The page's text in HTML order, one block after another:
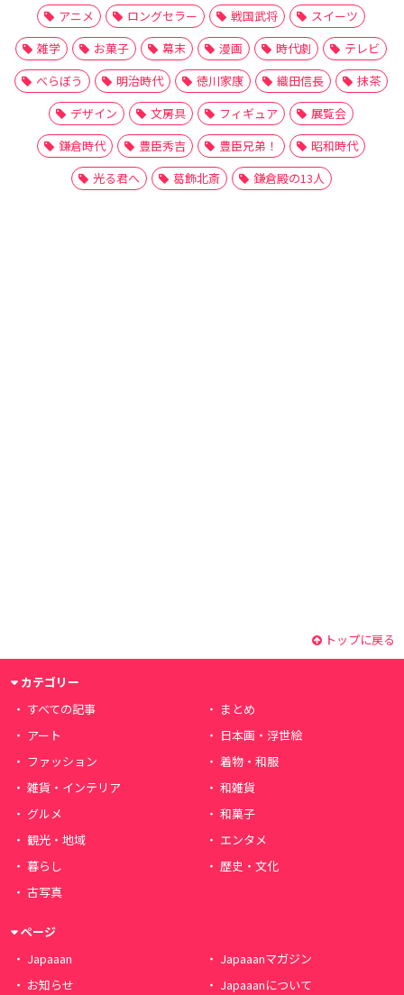
アニメ
ロングセラー 戦国武将
スイーツ
雑学
お菓子 幕末 漫画 時代劇
テレビ
べらぼう
明治時代 徳川家康 織田信長
抹茶
デザイン
文房具 フィギュア
展覧会
鎌倉時代
豊臣秀吉 豊臣兄弟！
昭和時代
光る君へ
葛飾北斎 鎌倉殿の13人
トップに戻る
カテゴリー
すべての記事
まとめ
アート
日本画・浮世絵
ファッション
着物・和服
雑貨・インテリア
和雑貨
グルメ
和菓子
観光・地域
エンタメ
暮らし
歴史・文化
古写真
ページ
Japaaan
Japaaanマガジン
お知らせ
Japaaanについて